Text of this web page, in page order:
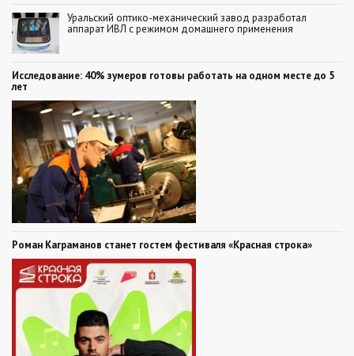
Уральский оптико-механический завод разработал
аппарат ИВЛ с режимом домашнего применения
Исследование: 40% зумеров готовы работать на одном месте до 5
лет
Роман Каграманов станет гостем фестиваля «Красная строка»